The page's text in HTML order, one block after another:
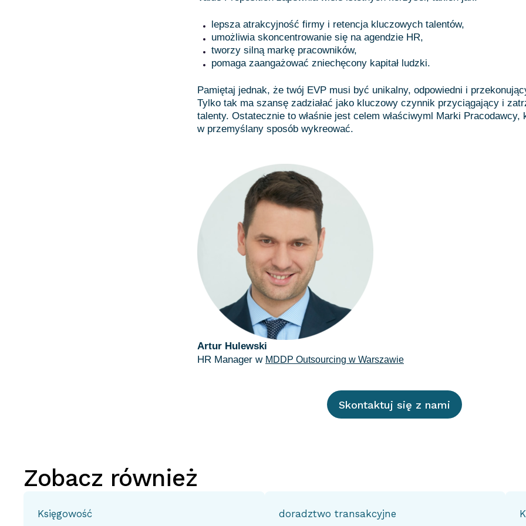
lepsza atrakcyjność firmy i retencja kluczowych talentów,
umożliwia skoncentrowanie się na agendzie HR,
tworzy silną markę pracowników,
pomaga zaangażować zniechęcony kapitał ludzki.
Pamiętaj jednak, że twój EVP musi być unikalny, odpowiedni i
Tylko tak ma szansę zadziałać jako kluczowy czynnik przyciągający i
talenty. Ostatecznie to właśnie jest celem właściwyml Marki Pracodawcy,
w przemyślany sposób wykreować.
Artur Hulewski
HR Manager w MDDP Outsourcing w Warszawie
Skontaktuj się z nami
Zobacz również
Księgowość doradztwo transakcyjne